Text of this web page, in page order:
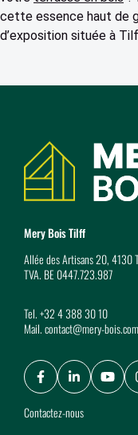
cette essence haut de
d’exposition située à
Coordonnées
Mery Bois Tilff
Allée des Artisans 20, 4130
TVA. BE 0447.723.987
Tel.+32 4 388 30 10
Mail.contact@mery-bois.com
Facebook
Contactez-nous